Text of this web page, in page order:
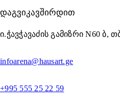
ᲓᲐᲒᲕᲘᲙᲐᲕᲨᲘᲠᲓᲘᲗ
ი.ჭავჭავაძის გამიზრი N60 ბ,
infoarena@hausart.ge
+995 555 25 22 59